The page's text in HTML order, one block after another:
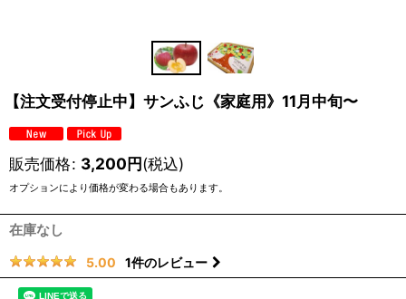
【注文受付停止中】サンふじ《家庭用》11月中旬〜
販売価格: 3,200円(税込)
オプションにより価格が変わる場合もあります。
在庫なし
5.00 1件のレビュー